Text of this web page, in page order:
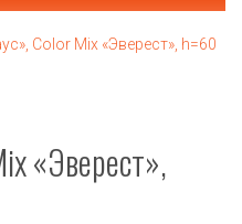
Color Mix «Эверест», h=60
«Эверест»,